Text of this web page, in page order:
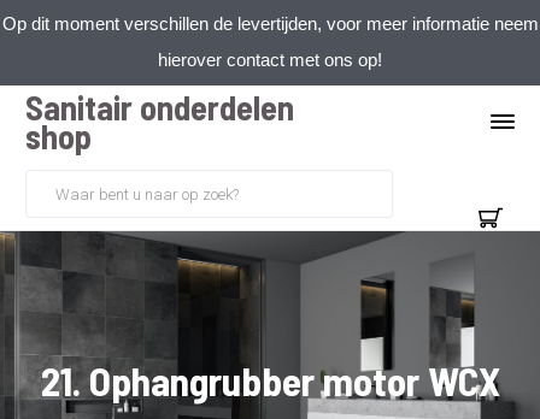
Op dit moment verschillen de levertijden, voor meer informatie neem
hierover contact met ons op!
Sanitair onderdelen
shop
21. Ophangrubber motor WCX